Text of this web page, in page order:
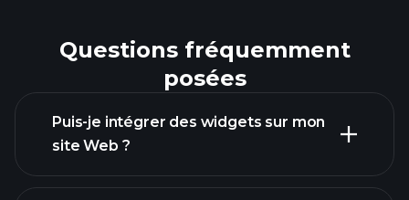
Questions fréquemment
posées
Puis-je intégrer des widgets sur mon
site Web ?